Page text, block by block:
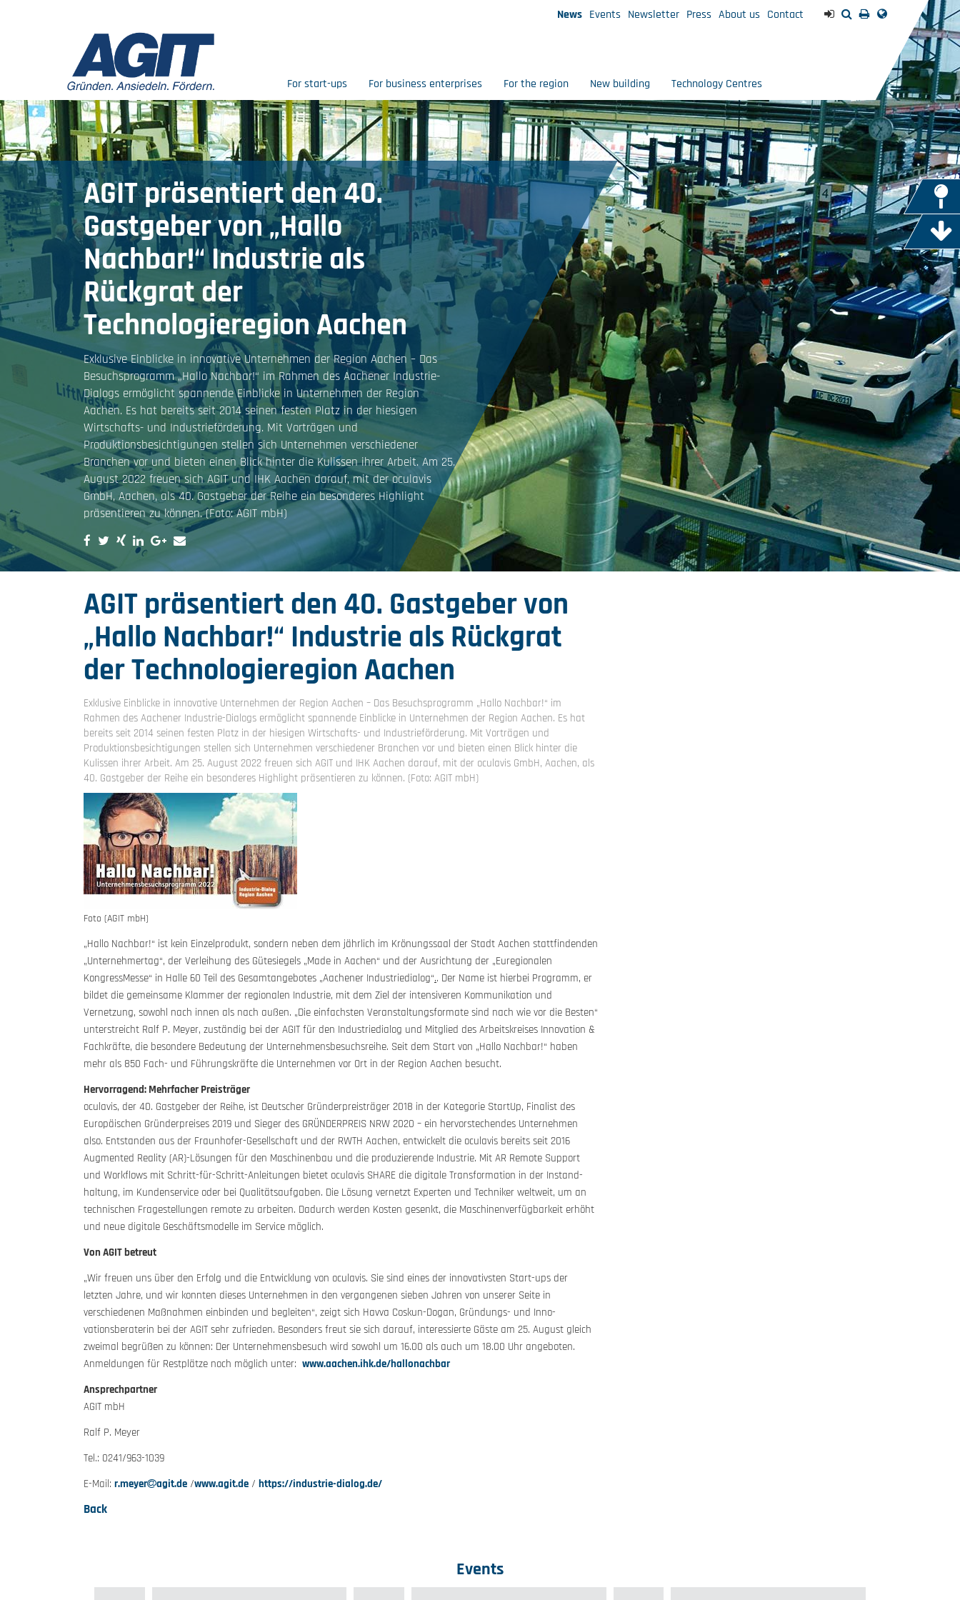
News Events Newsletter Press About us Contact
For start-ups For business enterprises For the region New building Technology Centres
AGIT präsentiert den 40.
Gastgeber von „Hallo
Nachbar!“ Industrie als
Rückgrat der
Technologieregion Aachen
Exklusive Einblicke in innovative Unternehmen der Region Aachen – Das
Besuchsprogramm „Hallo Nachbar!“ im Rahmen des Aachener Industrie-
Dialogs ermöglicht spannende Einblicke in Unternehmen der Region
Aachen. Es hat bereits seit 2014 seinen festen Platz in der hiesigen
Wirtschafts- und Industrieförderung. Mit Vorträgen und
Produktionsbesichtigungen stellen sich Unternehmen verschiedener
Branchen vor und bieten einen Blick hinter die Kulissen ihrer Arbeit. Am 25.
August 2022 freuen sich AGIT und IHK Aachen darauf, mit der oculavis
GmbH, Aachen, als 40. Gastgeber der Reihe ein besonderes Highlight
präsentieren zu können. (Foto: AGIT mbH)
AGIT präsentiert den 40. Gastgeber von
„Hallo Nachbar!“ Industrie als Rückgrat
der Technologieregion Aachen
Exklusive Einblicke in innovative Unternehmen der Region Aachen – Das Besuchsprogramm „Hallo Nachbar!“ im
Rahmen des Aachener Industrie-Dialogs ermöglicht spannende Einblicke in Unternehmen der Region Aachen. Es hat
bereits seit 2014 seinen festen Platz in der hiesigen Wirtschafts- und Industrieförderung. Mit Vorträgen und
Produktionsbesichtigungen stellen sich Unternehmen verschiedener Branchen vor und bieten einen Blick hinter die
Kulissen ihrer Arbeit. Am 25. August 2022 freuen sich AGIT und IHK Aachen darauf, mit der oculavis GmbH, Aachen, als
40. Gastgeber der Reihe ein besonderes Highlight präsentieren zu können. (Foto: AGIT mbH)
Foto (AGIT mbH)
„Hallo Nachbar!“ ist kein Einzelprodukt, sondern neben dem jährlich im Krönungssaal der Stadt Aachen stattfindenden
„Unternehmertag“, der Verleihung des Gütesiegels „Made in Aachen“ und der Ausrichtung der „Euregionalen
KongressMesse“ in Halle 60 Teil des Gesamtangebotes „Aachener Industriedialog“.. Der Name ist hierbei Programm, er
bildet die gemeinsame Klammer der regionalen Industrie, mit dem Ziel der intensiveren Kommunikation und
Vernetzung, sowohl nach innen als nach außen. „Die einfachsten Veranstaltungsformate sind nach wie vor die Besten“
unterstreicht Ralf P. Meyer, zuständig bei der AGIT für den Industriedialog und Mitglied des Arbeitskreises Innovation &
Fachkräfte, die besondere Bedeutung der Unternehmensbesuchsreihe. Seit dem Start von „Hallo Nachbar!“ haben
mehr als 850 Fach- und Führungskräfte die Unternehmen vor Ort in der Region Aachen besucht.
Hervorragend: Mehrfacher Preisträger
oculavis, der 40. Gastgeber der Reihe, ist Deutscher Gründerpreisträger 2018 in der Kategorie StartUp, Finalist des
Europäischen Gründerpreises 2019 und Sieger des GRÜNDERPREIS NRW 2020 – ein hervorstechendes Unternehmen
also. Entstanden aus der Fraunhofer-Gesellschaft und der RWTH Aachen, entwickelt die oculavis bereits seit 2016
Augmented Reality (AR)-Lösungen für den Maschinenbau und die produzierende Industrie. Mit AR Remo­te Support
und Workflows mit Schritt-für-Schritt-Anleitungen bietet oculavis SHARE die digitale Transformation in der Instand­
haltung, im Kundenservice oder bei Quali­tätsaufgaben. Die Lösung vernetzt Experten und Techniker weltweit, um an
technischen Fragestellungen remote zu arbeiten. Da­durch werden Kosten gesenkt, die Maschinenverfügbarkeit erhöht
und neue digitale Geschäftsmodelle im Service möglich.
Von AGIT betreut
„Wir freuen uns über den Erfolg und die Entwicklung von oculavis. Sie sind eines der innovativsten Start-ups der
letzten Jahre, und wir konnten dieses Un­ternehmen in den vergangenen sieben Jahren von unserer Seite in
verschiedenen Maßnahmen einbinden und begleiten“, zeigt sich Havva Coskun-Dogan, Gründungs- und Inno­
vationsberaterin bei der AGIT sehr zufrieden. Besonders freut sie sich darauf, interes­sierte Gäste am 25. August gleich
zweimal begrüßen zu können: Der Unternehmens­besuch wird sowohl um 16.00 als auch um 18.00 Uhr angeboten.
Anmeldungen für Restplätze noch möglich unter: www.aachen.ihk.de/hallonachbar
Ansprechpartner
AGIT mbH
Ralf P. Meyer
Tel.: 0241/963-1039
E-Mail: r.meyer agit.de /www.agit.de / https://industrie-dialog.de/
Back
Events